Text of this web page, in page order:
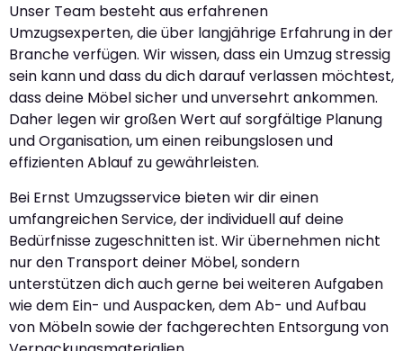
Unser Team besteht aus erfahrenen
Umzugsexperten, die über langjährige Erfahrung in der
Branche verfügen. Wir wissen, dass ein Umzug stressig
sein kann und dass du dich darauf verlassen möchtest,
dass deine Möbel sicher und unversehrt ankommen.
Daher legen wir großen Wert auf sorgfältige Planung
und Organisation, um einen reibungslosen und
effizienten Ablauf zu gewährleisten.
Bei Ernst Umzugsservice bieten wir dir einen
umfangreichen Service, der individuell auf deine
Bedürfnisse zugeschnitten ist. Wir übernehmen nicht
nur den Transport deiner Möbel, sondern
unterstützen dich auch gerne bei weiteren Aufgaben
wie dem Ein- und Auspacken, dem Ab- und Aufbau
von Möbeln sowie der fachgerechten Entsorgung von